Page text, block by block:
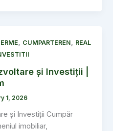
, CUMPARTEREN, REAL
și Investiții |
1, 2026
și Investiții Cumpăr
imobiliar,